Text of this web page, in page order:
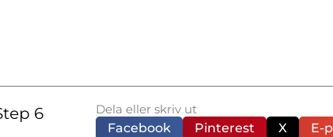
6
Dela eller skriv ut
Facebook
Pinterest X E-